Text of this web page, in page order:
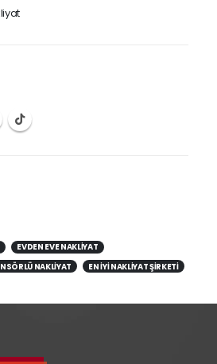
EVDEN EVE NAKLIYAT
NAKLIYAT EN IYI NAKLIYAT ŞIRKETI